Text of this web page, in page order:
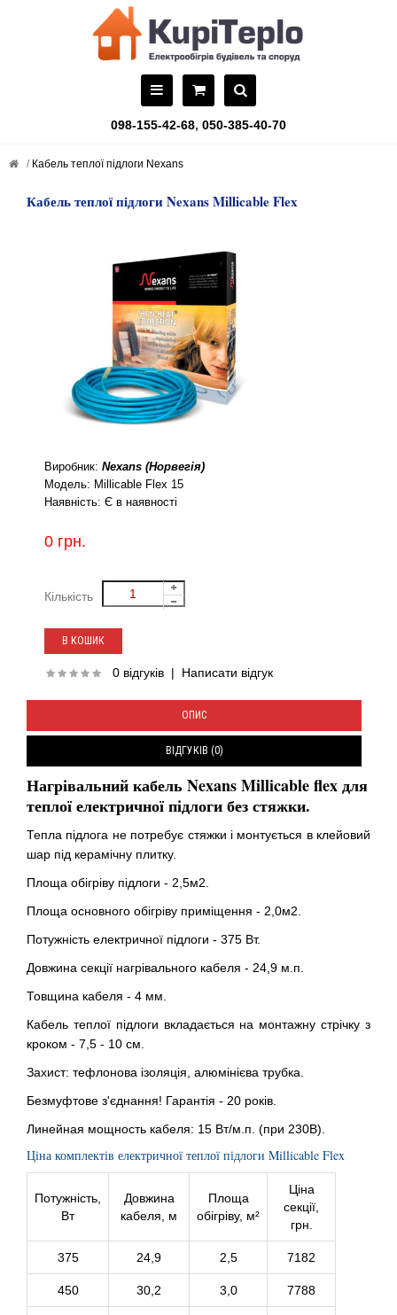
098-155-42-68, 050-385-40-70
Кабель теплої підлоги Nexans
Кабель теплої підлоги Nexans Millicable Flex
Виробник: Nexans (Норвегія)
Модель: Millicable Flex 15
Наявність: Є в наявності
0 грн.
Кількість
0 відгуків | Написати відгук
ОПИС
ВІДГУКІВ (0)
Нагрівальний кабель Nexans Millicable flex для
теплої електричної підлоги без стяжки.
Тепла підлога не потребує стяжки і монтується в клейовий
шар під керамічну плитку.
Площа обігріву підлоги - 2,5м2.
Площа основного обігріву приміщення - 2,0м2.
Потужність електричної підлоги - 375 Вт.
Довжина секції нагрівального кабеля - 24,9 м.п.
Товщина кабеля - 4 мм.
Кабель теплої підлоги вкладається на монтажну стрічку з
кроком - 7,5 - 10 см.
Захист: тефлонова ізоляція, алюмінієва трубка.
Безмуфтове з'єднання! Гарантія - 20 років.
Линейная мощность кабеля: 15 Вт/м.п. (при 230В).
Ціна комплектів електричної теплої підлоги Millicable Flex
Потужність,
Вт
Довжина
кабеля, м
Площа
обігріву, м²
Ціна
секції,
грн.
375 24,9 2,5 7182
450 30,2 3,0 7788